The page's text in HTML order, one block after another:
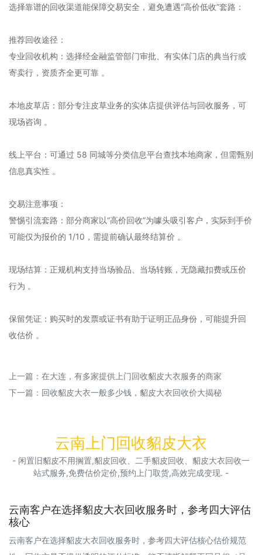
选择靠谱的回收渠道能保障交易安全，避免遭遇“高价低收”套路：
‌推荐回收途径‌：
‌专业回收机构‌：选择经金融监管部门审批、有实体门店的典当行或
寄卖行，资质齐全更可靠 。‌‌
‌本地皮草店‌：部分专注皮草业务的实体店提供评估与回收服务，可
现场咨询 。‌‌
‌线上平台‌：可通过 58 同城等分类信息平台查找本地商家，但需甄别
信息真实性 。‌‌
‌交易注意事项‌：
‌警惕引流套路‌：部分商家以“高价回收”为噱头吸引客户，实际到手价
可能仅为报价的 1/10，需提前确认最终结算价 。‌‌
‌现场结算‌：正规机构支持当场验品、当场转账，无隐藏扣费或压价
行为 。‌‌
‌保留凭证‌：购买时的发票或证书有助于证明正品身份，可能提升回
收估价 。‌‌
上一篇： 在大连，有多家提供上门回收貂皮大衣服务的商家
下一篇： 回收貂皮大衣一般多少钱，貂皮大衣回收价大揭秘
云南上门回收貂皮大衣
- 闲置旧貂皮不用搁置,貂皮回收、二手貂皮回收、貂皮大衣回收一
站式服务,免费估价定价,预约上门取货,高效完成变现. -
云南客户在选择貂皮大衣回收服务时，参考四大评估
核心
云南客户在选择貂皮大衣回收服务时，参考四大评估核心估价规范